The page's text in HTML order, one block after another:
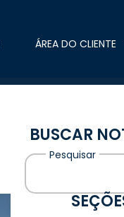
ÁREA DO CLIENTE
BUSCAR